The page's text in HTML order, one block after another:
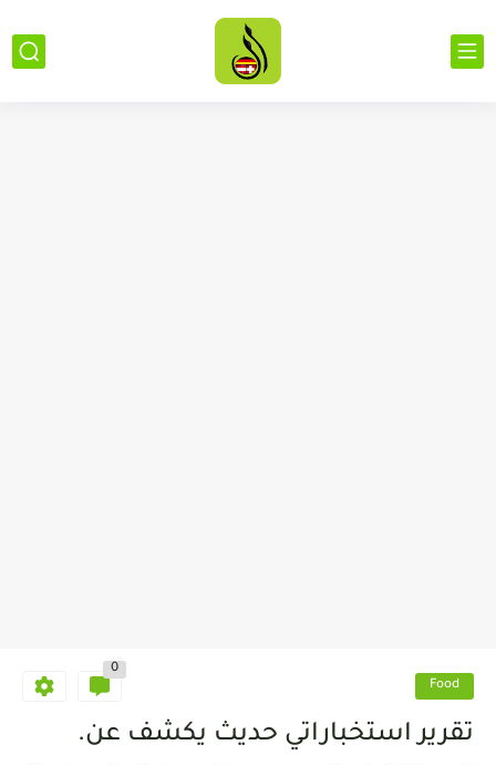
Food
0
تقرير استخباراتي حديث يكشف عن.